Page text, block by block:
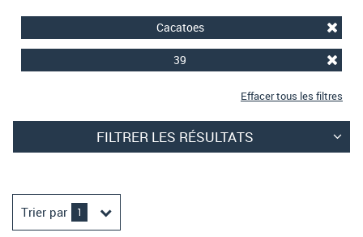
Cacatoes
39
Effacer tous les filtres
FILTRER LES RÉSULTATS
Trier par 1